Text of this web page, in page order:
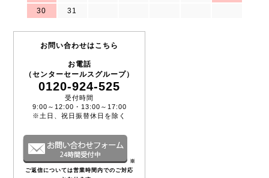
30
31
お問い合わせはこちら
お電話
（センターセールスグループ）
0120-924-525
受付時間
9:00～12:00・13:00～17:00
※土日、祝日振替休日を除く
※
ご返信については営業時間内でのご対応